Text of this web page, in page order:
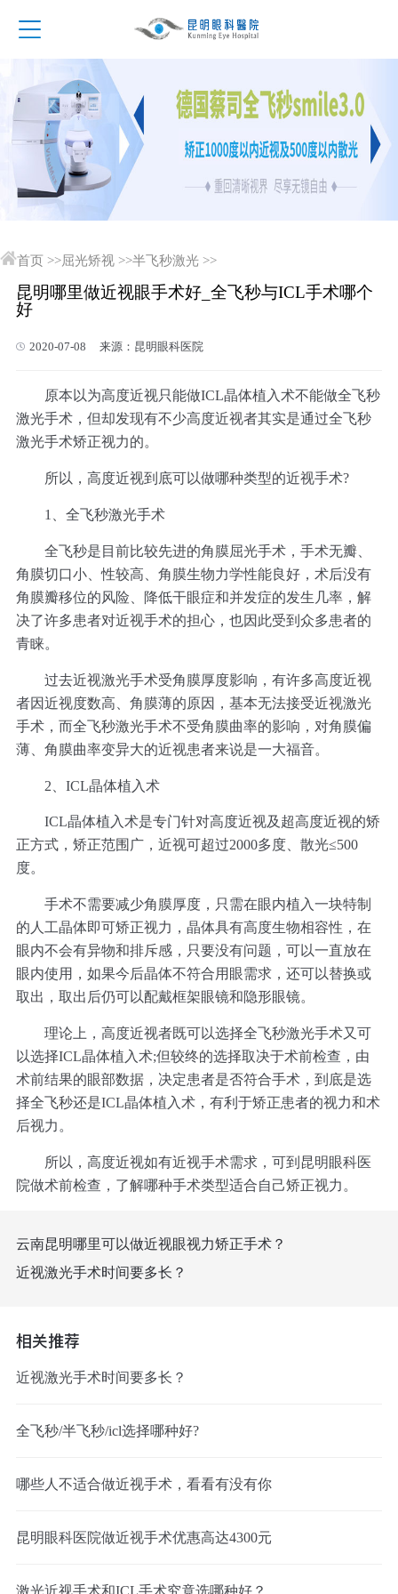
首页 >>屈光矫视 >>半飞秒激光 >>
昆明哪里做近视眼手术好_全飞秒与ICL手术哪个
好
2020-07-08 来源：昆明眼科医院
原本以为高度近视只能做ICL晶体植入术不能做全飞秒
激光手术，但却发现有不少高度近视者其实是通过全飞秒
激光手术矫正视力的。
所以，高度近视到底可以做哪种类型的近视手术?
1、全飞秒激光手术
全飞秒是目前比较先进的角膜屈光手术，手术无瓣、
角膜切口小、性较高、角膜生物力学性能良好，术后没有
角膜瓣移位的风险、降低干眼症和并发症的发生几率，解
决了许多患者对近视手术的担心，也因此受到众多患者的
青睐。
过去近视激光手术受角膜厚度影响，有许多高度近视
者因近视度数高、角膜薄的原因，基本无法接受近视激光
手术，而全飞秒激光手术不受角膜曲率的影响，对角膜偏
薄、角膜曲率变异大的近视患者来说是一大福音。
2、ICL晶体植入术
ICL晶体植入术是专门针对高度近视及超高度近视的矫
正方式，矫正范围广，近视可超过2000多度、散光≤500
度。
手术不需要减少角膜厚度，只需在眼内植入一块特制
的人工晶体即可矫正视力，晶体具有高度生物相容性，在
眼内不会有异物和排斥感，只要没有问题，可以一直放在
眼内使用，如果今后晶体不符合用眼需求，还可以替换或
取出，取出后仍可以配戴框架眼镜和隐形眼镜。
理论上，高度近视者既可以选择全飞秒激光手术又可
以选择ICL晶体植入术;但较终的选择取决于术前检查，由
术前结果的眼部数据，决定患者是否符合手术，到底是选
择全飞秒还是ICL晶体植入术，有利于矫正患者的视力和术
后视力。
所以，高度近视如有近视手术需求，可到昆明眼科医
院做术前检查，了解哪种手术类型适合自己矫正视力。
云南昆明哪里可以做近视眼视力矫正手术？
近视激光手术时间要多长？
相关推荐
近视激光手术时间要多长？
全飞秒/半飞秒/icl选择哪种好?
哪些人不适合做近视手术，看看有没有你
昆明眼科医院做近视手术优惠高达4300元